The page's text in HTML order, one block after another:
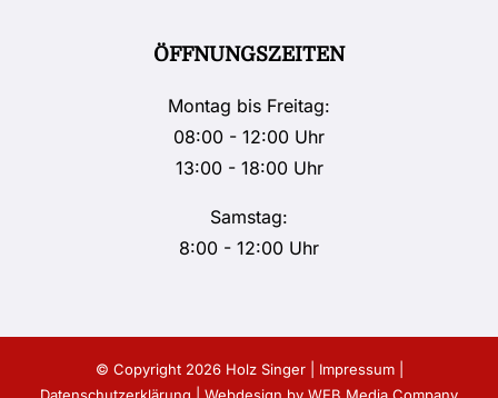
ÖFFNUNGSZEITEN
Montag bis Freitag:
08:00 - 12:00 Uhr
13:00 - 18:00 Uhr
Samstag:
8:00 - 12:00 Uhr
© Copyright 2026 Holz Singer | Impressum|